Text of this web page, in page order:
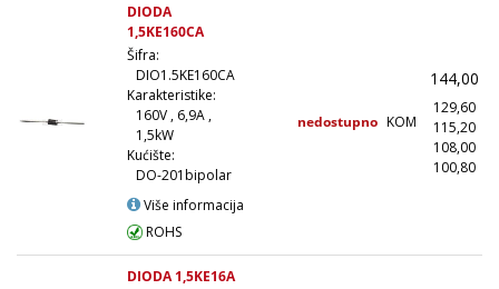
DIODA
1,5KE160CA
Šifra:
DIO1.5KE160CA
Karakteristike:
160V , 6,9A ,
1,5kW
Kućište:
DO-201bipolar
Više informacija
ROHS
nedostupno KOM
144,00
129,60
115,20
108,00
100,80
DIODA 1,5KE16A